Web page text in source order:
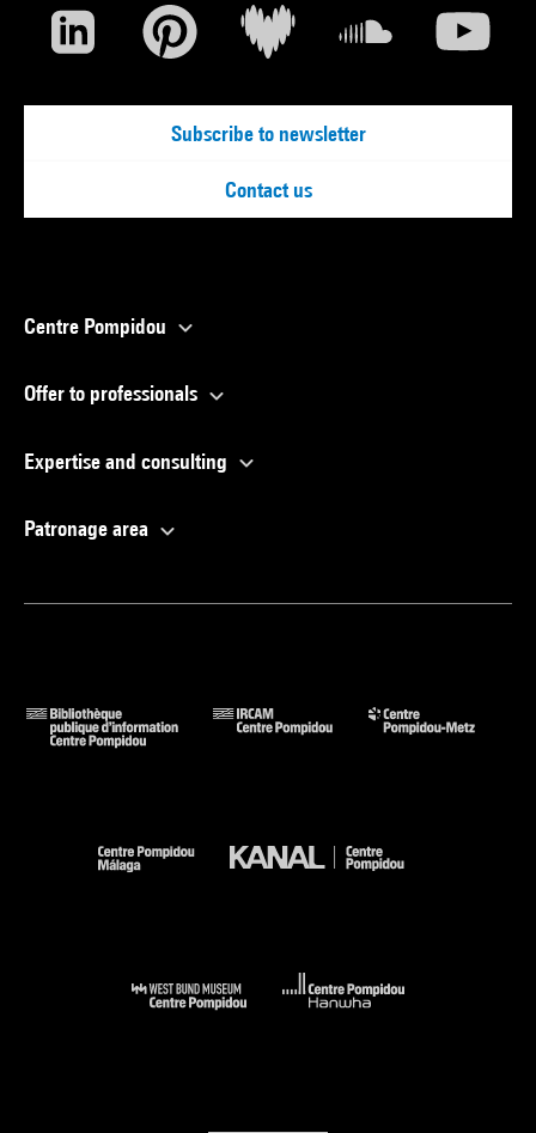
Subscribe to newsletter
Contact us
Centre Pompidou
Offer to professionals
Expertise and consulting
Patronage area